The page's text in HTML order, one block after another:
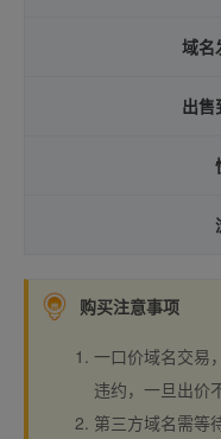
域名
出售
购买注意事项
一口价域名交易
违约，一旦出价
第三方域名需等